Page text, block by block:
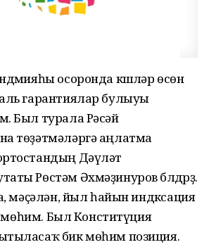
осоронда кҽшҽләр өсөн
гарантиялар булыуы
Был турала Рәсәй
төҙәтмәләргә аңлатма
Дәүләт
Рөстәм Әхмәҙинуров бҽлдҽрҙҽ.
мәҫәлән, йыл һайын индҽксация
мөһим. Был Конститүция
бик мөһим позиция.